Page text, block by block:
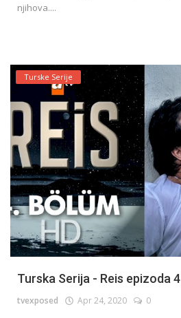
njihova....
Turske Serije
Turska Serija - Reis epizoda 4
tvexposed Apr 24, 2020 0